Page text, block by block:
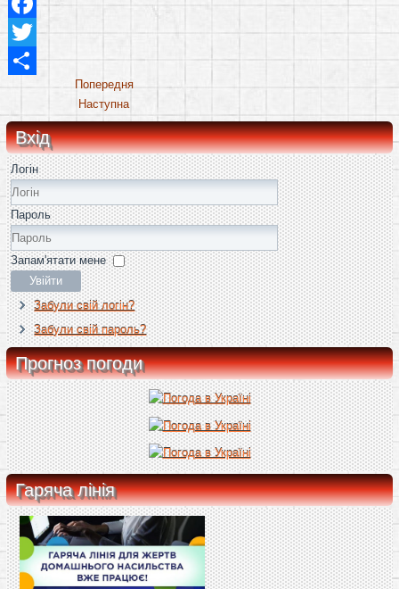
Facebook
Twitter
Попередня
Наступна
Вхід
Логін
Пароль
Запам'ятати мене
Увійти
Забули свій логін?
Забули свій пароль?
Прогноз погоди
Гаряча лінія